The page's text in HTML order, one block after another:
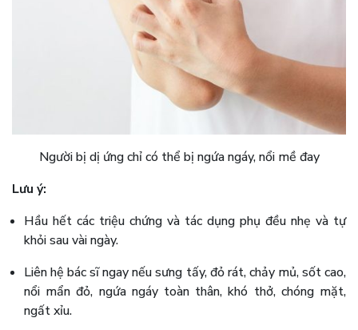
Người bị dị ứng chỉ có thể bị ngứa ngáy, nổi mề đay
Lưu ý:
Hầu hết các triệu chứng và tác dụng phụ đều nhẹ và tự
khỏi sau vài ngày.
Liên hệ bác sĩ ngay nếu sưng tấy, đỏ rát, chảy mủ, sốt cao,
nổi mẩn đỏ, ngứa ngáy toàn thân, khó thở, chóng mặt,
ngất xỉu.